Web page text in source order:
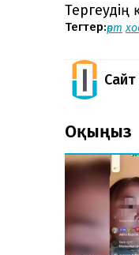
Тегтер:өрт
Сайт
Оқыңыз